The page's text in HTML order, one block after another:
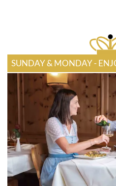
SUNDAY & MONDAY -